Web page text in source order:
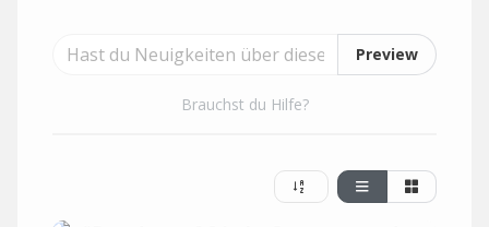
Preview
Brauchst du Hilfe?